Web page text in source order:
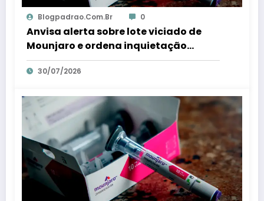
Blogpadrao.com.br 0
Anvisa alerta sobre lote viciado de
Mounjaro e ordena inquietação
imediata – Em Dia ES
30/07/2026